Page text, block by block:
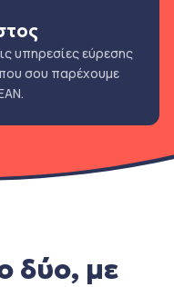
υπηρεσίες εύρεσης
σου παρέχουμε
δύο, με